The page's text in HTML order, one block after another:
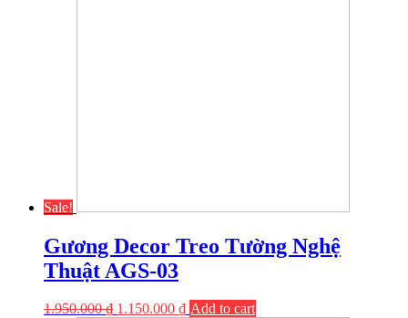
Sale!
Gương Decor Treo Tường Nghệ
Thuật AGS-03
1.950.000₫ 1.150.000 ₫ Add to cart